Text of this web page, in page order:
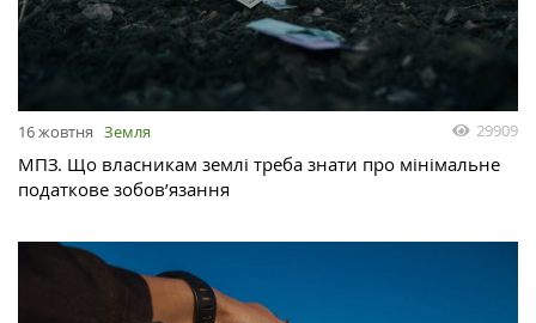
16 жовтня Земля 29909
МПЗ. Що власникам землі треба знати про мінімальне
податкове зобов’язання